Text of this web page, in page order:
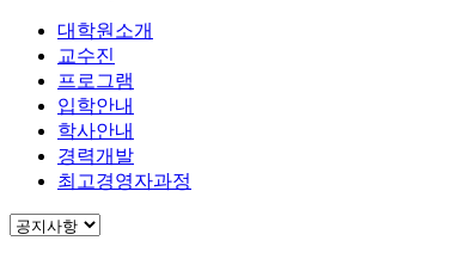
대학원소개
교수진
프로그램
입학안내
학사안내
경력개발
최고경영자과정